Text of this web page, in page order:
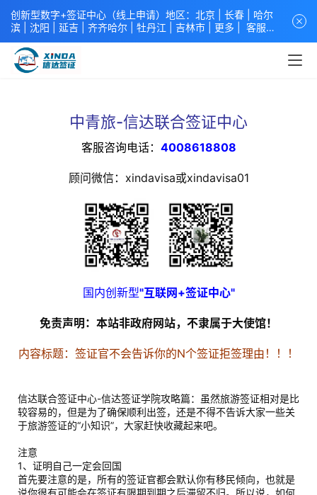
中青旅-信达联合签证中心
客服咨询电话： 4008618808
顾问微信：xindavisa或xindavisa01
国内创新型"互联网+签证中心"
免责声明：本站非政府网站，不隶属于大使馆！
内容标题：签证官不会告诉你的N个签证拒签理由！！！
信达联合签证中心-信达签证学院攻略篇：虽然旅游签证相对是比
较容易的，但是为了确保顺利出签，还是不得不告诉大家一些关
于旅游签证的“小知识”，大家赶快收藏起来吧。
注意
1、证明自己一定会回国
首先要注意的是，所有的签证官都会默认你有移民倾向，也就是
说你很有可能会在签证有限期到期之后滞留不归。所以说，如何
创新型数字+签证中心（线上申请）地区：北京 | 长春
哈尔
滨
沈阳 延吉 | 齐齐哈尔 | 牡丹江 吉林市 | 更多 | 客服中
心
中青旅信达联合签证中心
学签证 商务签证 探亲签证 旅游签证 涉外公证 外交部认证 单
.专业：留学签证 商务签证 探亲签证 旅游签证 涉外公证 外
交部认证 单（双认证），海牙认证。